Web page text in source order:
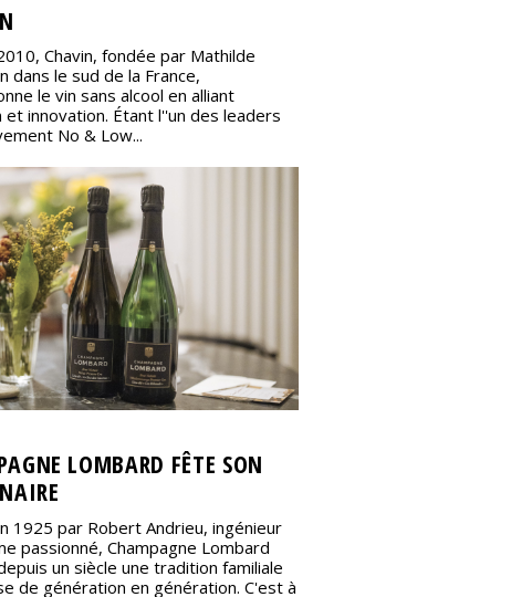
Chavin, fondée par Mathilde
dans le sud de la France,
le vin sans alcool en alliant
innovation. Étant l''un des leaders
No & Low...
LOMBARD FÊTE SON
1925 par Robert Andrieu, ingénieur
passionné, Champagne Lombard
un siècle une tradition familiale
de génération en génération. C'est à